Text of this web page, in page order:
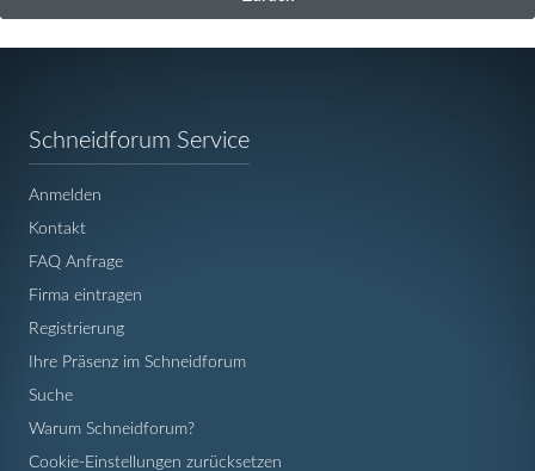
Schneidforum Service
Anmelden
Kontakt
FAQ Anfrage
Firma eintragen
Registrierung
Ihre Präsenz im Schneidforum
Suche
Warum Schneidforum?
Cookie-Einstellungen zurücksetzen